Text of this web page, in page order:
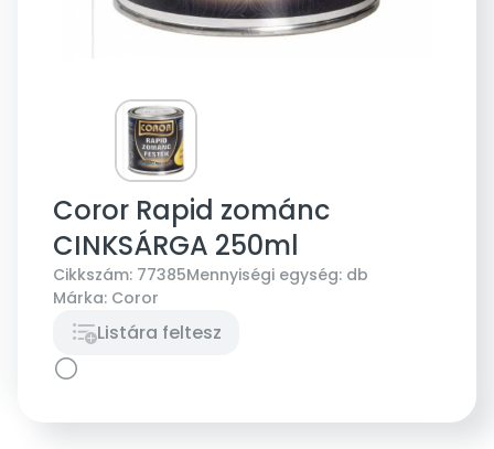
Coror Rapid zománc
CINKSÁRGA 250ml
Cikkszám: 77385Mennyiségi egység: db
Márka: Coror
Listára feltesz